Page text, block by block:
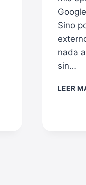
Sino
nada
sin…
LEER